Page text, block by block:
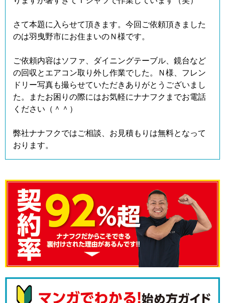
さて本題に入らせて頂きます。今回ご依頼頂きました
のは羽曳野市にお住まいのＮ様です。
ご依頼内容はソファ、ダイニングテーブル、鏡台など
の回収とエアコン取り外し作業でした。Ｎ様、フレン
ドリー写真も撮らせていただきありがとうございまし
た。またお困りの際にはお気軽にナナフクまでお電話
ください（＾＾）
弊社ナナフクではご相談、お見積もりは無料となって
おります。